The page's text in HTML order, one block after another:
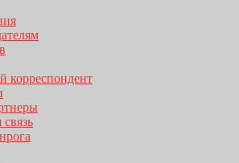
корреспондент